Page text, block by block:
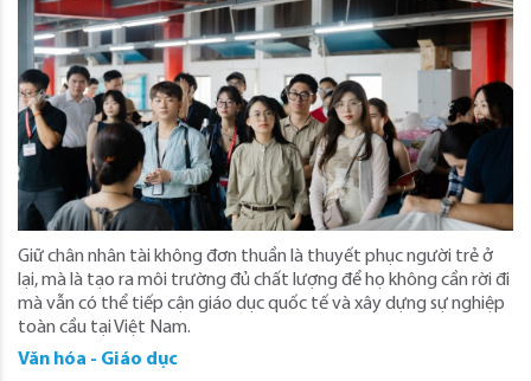
Giữ chân nhân tài không đơn thuần là thuyết phục người trẻ ở
lại, mà là tạo ra môi trường đủ chất lượng để họ không cần rời đi
mà vẫn có thể tiếp cận giáo dục quốc tế và xây dựng sự nghiệp
toàn cầu tại Việt Nam.
Văn hóa - Giáo dục